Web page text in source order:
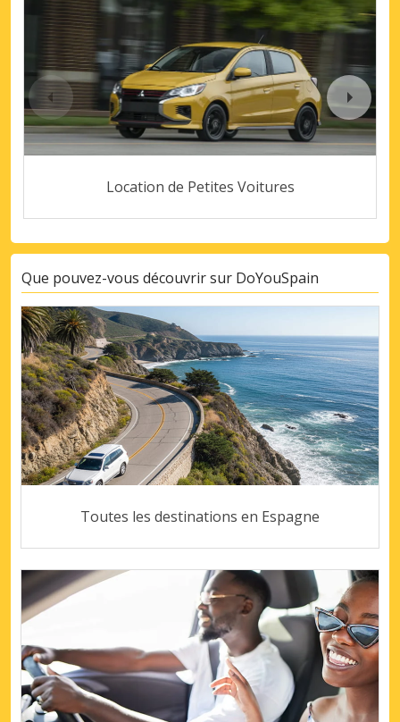
Location de Petites Voitures
Que pouvez-vous découvrir sur DoYouSpain
Toutes les destinations en Espagne